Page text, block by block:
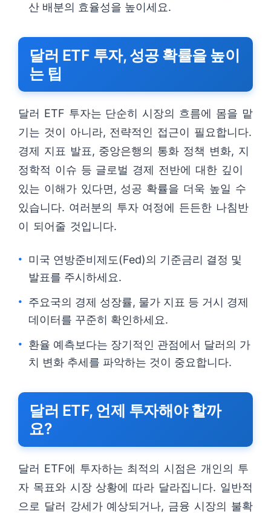
산 배분의 효율성을 높이세요.
달러 ETF 투자, 성공 확률을 높이
는 팁
달러 ETF 투자는 단순히 시장의 흐름에 몸을 맡
기는 것이 아니라, 전략적인 접근이 필요합니다.
경제 지표 발표, 중앙은행의 통화 정책 변화, 지
정학적 이슈 등 글로벌 경제 전반에 대한 깊이
있는 이해가 있다면, 성공 확률을 더욱 높일 수
있습니다. 여러분의 투자 여정에 든든한 나침반
이 되어줄 것입니다.
미국 연방준비제도(Fed)의 기준금리 결정 및
발표를 주시하세요.
주요국의 경제 성장률, 물가 지표 등 거시 경제
데이터를 꾸준히 확인하세요.
환율 예측보다는 장기적인 관점에서 달러의 가
치 변화 추세를 파악하는 것이 중요합니다.
달러 ETF, 언제 투자해야 할까
요?
달러 ETF에 투자하는 최적의 시점은 개인의 투
자 목표와 시장 상황에 따라 달라집니다. 일반적
으로 달러 강세가 예상되거나, 금융 시장의 불확